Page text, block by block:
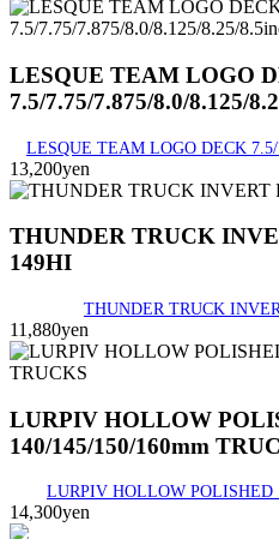
LESQUE TEAM LOGO
7.5/7.75/7.875/8.0/8.125/
LESQUE TEAM LOGO DECK
13,200yen
THUNDER TRUCK
149HI
THUNDER TRUCK
11,880yen
LURPIV HOLLOW
140/145/150/160mm
LURPIV HOLLOW POLISHED
14,300yen